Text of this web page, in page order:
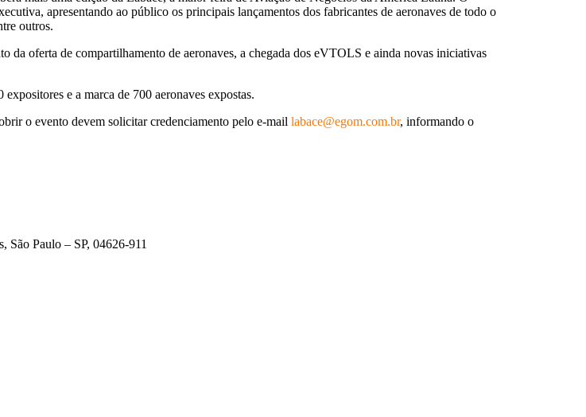
apresentando ao público os principais lançamentos dos fabricantes de aeronaves de todo o
outros.
da oferta de compartilhamento de aeronaves, a chegada dos eVTOLS e ainda novas iniciativas
e a marca de 700 aeronaves expostas.
o evento devem solicitar credenciamento pelo e-mail labace@egom.com.br, informando o
São Paulo – SP, 04626-911